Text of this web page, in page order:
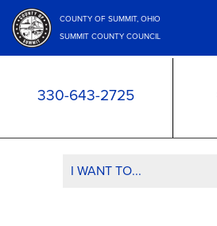
Skip to main content
COUNTY OF SUMMIT, OHIO
SUMMIT COUNTY COUNCIL
330-643-2725